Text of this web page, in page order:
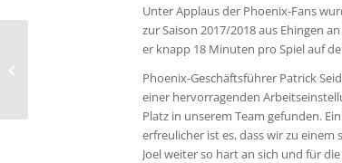
Unter Applaus der Phoenix-Fans
zur Saison 2017/2018 aus Ehingen
er knapp 18 Minuten pro Spiel auf
Phoenix-Geschäftsführer Patrick
einer hervorragenden
Platz in unserem Team gefunden.
erfreulicher ist es, dass wir zu
Joel weiter so hart an sich und für